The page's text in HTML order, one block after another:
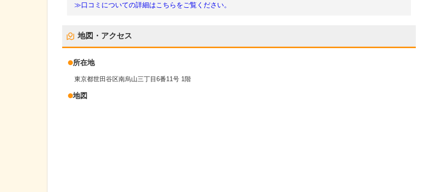
≫口コミについての詳細はこちらをご覧ください。
地図・アクセス
所在地
東京都世田谷区南烏山三丁目6番11号 1階
地図